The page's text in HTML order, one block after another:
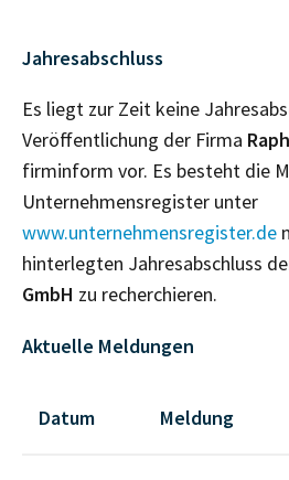
Jahresabschluss
Es liegt zur Zeit keine
Veröffentlichung der Firma
firminform vor. Es besteht die
Unternehmensregister unter
www.unternehmensregister.de
hinterlegten Jahresabschluss
GmbH zu recherchieren.
Aktuelle Meldungen
Datum Meldung